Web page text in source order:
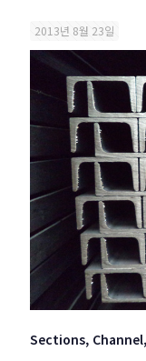
2013년 8월 23일
Sections,